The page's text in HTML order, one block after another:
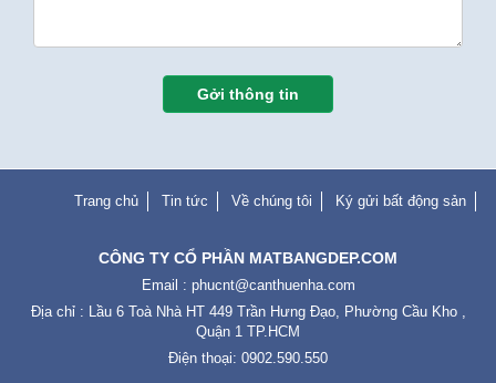
Gởi thông tin
Trang chủ Tin tức Về chúng tôi Ký gửi bất động sản
CÔNG TY CỔ PHẦN MATBANGDEP.COM
Email : phucnt@canthuenha.com
Địa chỉ : Lầu 6 Toà Nhà HT 449 Trần Hưng Đạo, Phường Cầu Kho ,
Quận 1 TP.HCM
Điện thoại: 0902.590.550